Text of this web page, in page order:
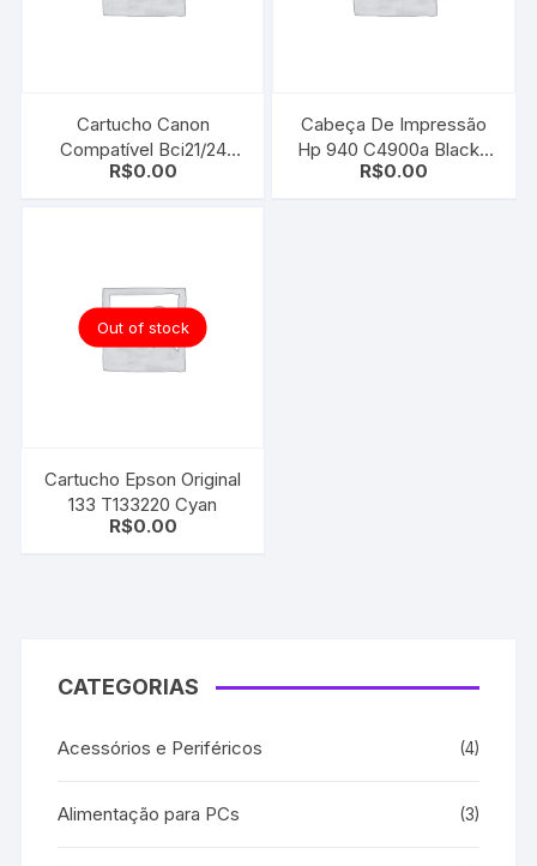
Cartucho Canon
Compatível Bci21/24
Color Universal
R$0.00
Cabeça De Impressão
Hp 940 C4900a Black |
Yellow | 8000 8500
R$0.00
Out of stock
Cartucho Epson Original
133 T133220 Cyan
R$0.00
CATEGORIAS
Acessórios e Periféricos (4)
Alimentação para PCs (3)